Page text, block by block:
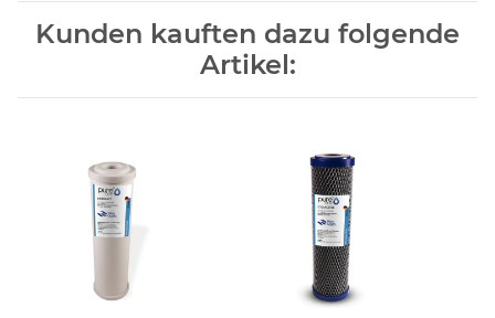
Kunden kauften dazu folgende
Artikel: